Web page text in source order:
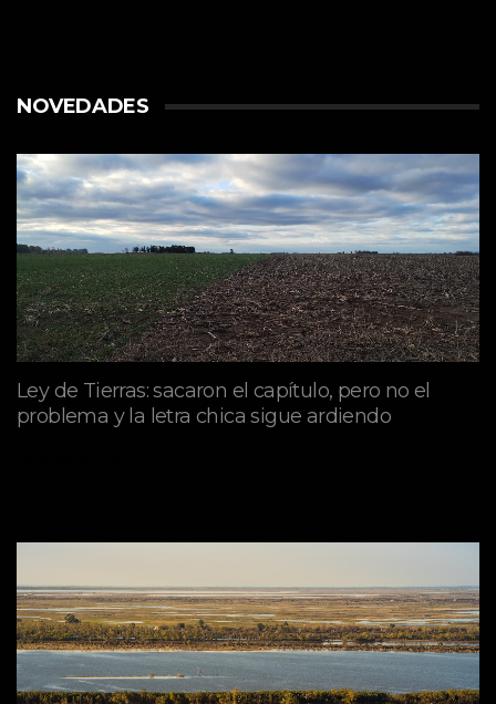
NOVEDADES
Ley de Tierras: sacaron el capítulo, pero no el
problema y la letra chica sigue ardiendo